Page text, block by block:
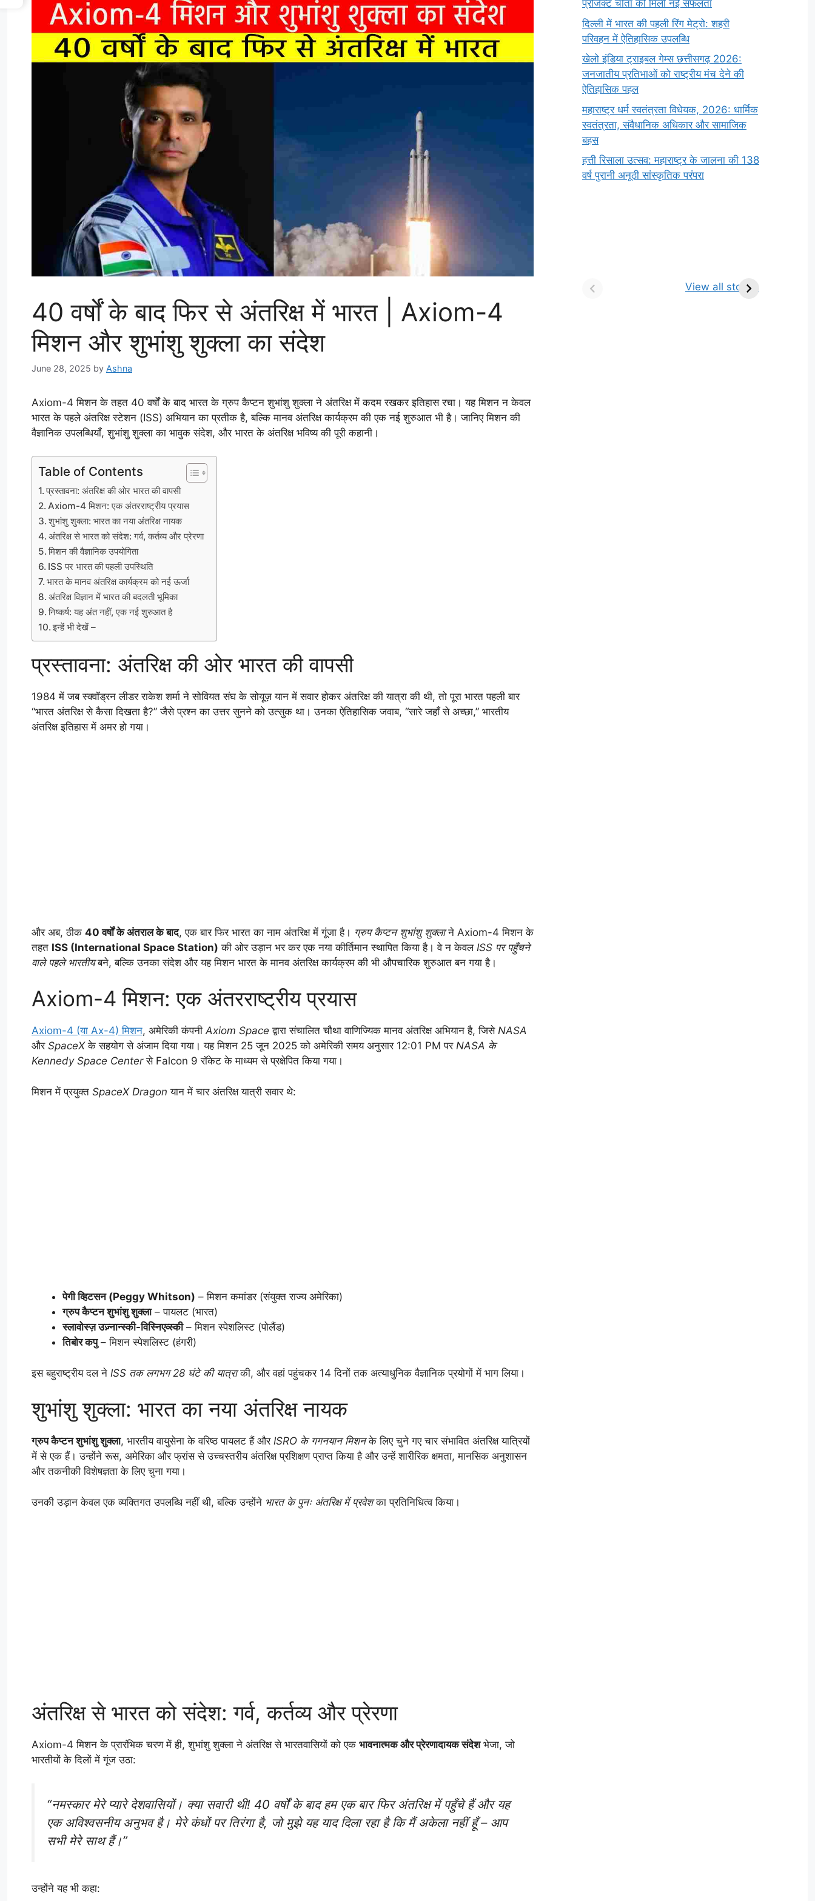
40 वर्षों के बाद फिर से अंतरिक्ष में भारत | Axiom-4
मिशन और शुभांशु शुक्ला का संदेश
June 28, 2025 by Ashna
Axiom-4 मिशन के तहत 40 वर्षों के बाद भारत के ग्रुप कैप्टन शुभांशु शुक्ला ने अंतरिक्ष में कदम रखकर इतिहास रचा। यह मिशन न केवल
भारत के पहले अंतरिक्ष स्टेशन (ISS) अभियान का प्रतीक है, बल्कि मानव अंतरिक्ष कार्यक्रम की एक नई शुरुआत भी है। जानिए मिशन की
वैज्ञानिक उपलब्धियाँ, शुभांशु शुक्ला का भावुक संदेश, और भारत के अंतरिक्ष भविष्य की पूरी कहानी।
Table of Contents
प्रस्तावना: अंतरिक्ष की ओर भारत की वापसी
Axiom-4 मिशन: एक अंतरराष्ट्रीय प्रयास
शुभांशु शुक्ला: भारत का नया अंतरिक्ष नायक
अंतरिक्ष से भारत को संदेश: गर्व, कर्तव्य और प्रेरणा
मिशन की वैज्ञानिक उपयोगिता
ISS पर भारत की पहली उपस्थिति
भारत के मानव अंतरिक्ष कार्यक्रम को नई ऊर्जा
अंतरिक्ष विज्ञान में भारत की बदलती भूमिका
निष्कर्ष: यह अंत नहीं, एक नई शुरुआत है
इन्हें भी देखें –
प्रस्तावना: अंतरिक्ष की ओर भारत की वापसी
1984 में जब स्क्वॉड्रन लीडर राकेश शर्मा ने सोवियत संघ के सोयूज़ यान में सवार होकर अंतरिक्ष की यात्रा की थी, तो पूरा भारत पहली बार
“भारत अंतरिक्ष से कैसा दिखता है?” जैसे प्रश्न का उत्तर सुनने को उत्सुक था। उनका ऐतिहासिक जवाब, “सारे जहाँ से अच्छा,” भारतीय
अंतरिक्ष इतिहास में अमर हो गया।
और अब, ठीक 40 वर्षों के अंतराल के बाद, एक बार फिर भारत का नाम अंतरिक्ष में गूंजा है। ग्रुप कैप्टन शुभांशु शुक्लाने Axiom-4 मिशन के
तहत ISS (International Space Station) की ओर उड़ान भर कर एक नया कीर्तिमान स्थापित किया है। वे न केवल ISS पर पहुँचने
वाले पहले भारतीयबने, बल्कि उनका संदेश और यह मिशन भारत के मानव अंतरिक्ष कार्यक्रम की भी औपचारिक शुरुआत बन गया है।
Axiom-4 मिशन: एक अंतरराष्ट्रीय प्रयास
Axiom-4 (या Ax-4) मिशन, अमेरिकी कंपनीAxiom Space द्वारा संचालित चौथा वाणिज्यिक मानव अंतरिक्ष अभियान है, जिसे NASA
और SpaceXके सहयोग से अंजाम दिया गया। यह मिशन 25 जून 2025 को अमेरिकी समय अनुसार 12:01 PM पर NASA के
Kennedy Space Centerसे Falcon 9 रॉकेट के माध्यम से प्रक्षेपित किया गया।
मिशन में प्रयुक्त SpaceX Dragon यान में चार अंतरिक्ष यात्री सवार थे:
पेगी व्हिटसन (Peggy Whitson) – मिशन कमांडर (संयुक्त राज्य अमेरिका)
ग्रुप कैप्टन शुभांशु शुक्ला– पायलट (भारत)
स्लावोस्ज़ उज़्नान्स्की-विस्निएव्स्की– मिशन स्पेशलिस्ट (पोलैंड)
तिबोर कपु– मिशन स्पेशलिस्ट (हंगरी)
इस बहुराष्ट्रीय दल ने ISS तक लगभग 28 घंटे की यात्राकी, और वहां पहुंचकर 14 दिनों तक अत्याधुनिक वैज्ञानिक प्रयोगों में भाग लिया।
शुभांशु शुक्ला: भारत का नया अंतरिक्ष नायक
ग्रुप कैप्टन शुभांशु शुक्ला, भारतीय वायुसेना के वरिष्ठ पायलट हैं और ISRO के गगनयान मिशनके लिए चुने गए चार संभावित अंतरिक्ष यात्रियों
में से एक हैं। उन्होंने रूस, अमेरिका और फ्रांस से उच्चस्तरीय अंतरिक्ष प्रशिक्षण प्राप्त किया है और उन्हें शारीरिक क्षमता, मानसिक अनुशासन
और तकनीकी विशेषज्ञता के लिए चुना गया।
उनकी उड़ान केवल एक व्यक्तिगत उपलब्धि नहीं थी, बल्कि उन्होंने भारत के पुनः अंतरिक्ष में प्रवेशका प्रतिनिधित्व किया।
अंतरिक्ष से भारत को संदेश: गर्व, कर्तव्य और प्रेरणा
Axiom-4 मिशन के प्रारंभिक चरण में ही, शुभांशु शुक्ला ने अंतरिक्ष से भारतवासियों को एक भावनात्मक और प्रेरणादायक संदेशभेजा, जो
भारतीयों के दिलों में गूंज उठा:
“नमस्कार मेरे प्यारे देशवासियों। क्या सवारी थी! 40 वर्षों के बाद हम एक बार फिर अंतरिक्ष में पहुँचे हैं और यह
एक अविश्वसनीय अनुभव है। मेरे कंधों पर तिरंगा है, जो मुझे यह याद दिला रहा है कि मैं अकेला नहीं हूँ – आप
सभी मेरे साथ हैं।”
उन्होंने यह भी कहा:
प्रोजेक्ट चीता को मिली नई सफलता
दिल्ली में भारत की पहली रिंग मेट्रो: शहरी
परिवहन में ऐतिहासिक उपलब्धि
खेलो इंडिया ट्राइबल गेम्स छत्तीसगढ़ 2026:
जनजातीय प्रतिभाओं को राष्ट्रीय मंच देने की
ऐतिहासिक पहल
महाराष्ट्र धर्म स्वतंत्रता विधेयक, 2026: धार्मिक
स्वतंत्रता, संवैधानिक अधिकार और सामाजिक
बहस
हत्ती रिसाला उत्सव: महाराष्ट्र के जालना की 138
वर्ष पुरानी अनूठी सांस्कृतिक परंपरा
View all stories
किसे कहते है? परिभाषा,
ज्योतिर्लिंग | नाम, स्थान एवं